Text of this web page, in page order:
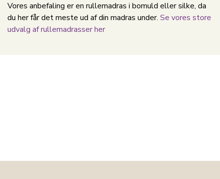
Vores anbefaling er en rullemadras i bomuld eller silke, da
du her får det meste ud af din madras under. Se vores store
udvalg af rullemadrasser her